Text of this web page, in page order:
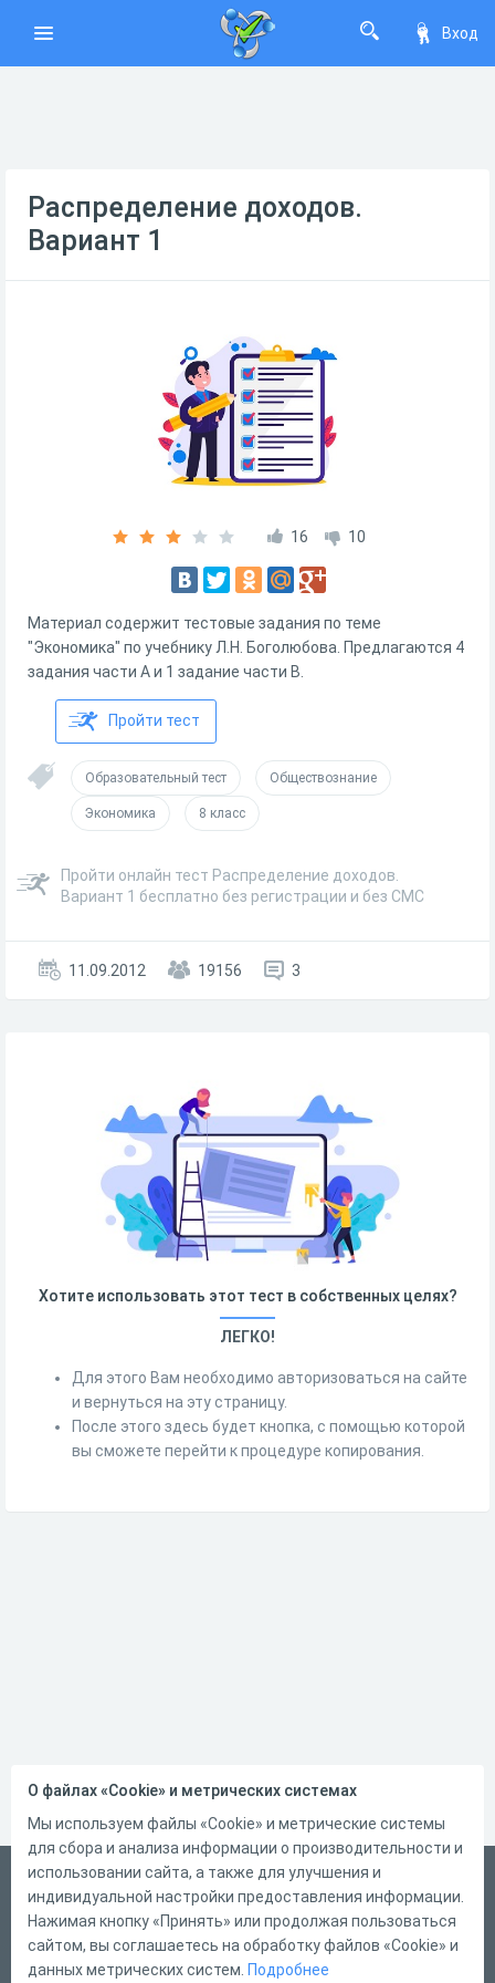
Вход
Распределение доходов.
Вариант 1
16 10
Материал содержит тестовые задания по теме
"Экономика" по учебнику Л.Н. Боголюбова. Предлагаются 4
задания части А и 1 задание части В.
Пройти тест
Образовательный тест Обществознание
Экономика 8 класс
Пройти онлайн тест Распределение доходов.
Вариант 1 бесплатно без регистрации и без СМС
11.09.2012 19156 3
Хотите использовать этот тест в собственных целях?
ЛЕГКО!
Для этого Вам необходимо авторизоваться на сайте
и вернуться на эту страницу.
После этого здесь будет кнопка, с помощью которой
вы сможете перейти к процедуре копирования.
Русский
Справка
Форма обратной связи
О файлах «Cookie» и метрических системах
Мы используем файлы «Cookie» и метрические системы
для сбора и анализа информации о производительности и
использовании сайта, а также для улучшения и
индивидуальной настройки предоставления информации.
Нажимая кнопку «Принять» или продолжая пользоваться
сайтом, вы соглашаетесь на обработку файлов «Cookie» и
данных метрических систем. Подробнее